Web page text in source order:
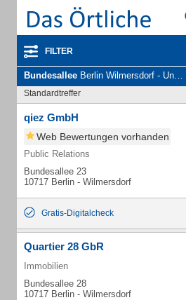
FILTER
Bundesallee Berlin Wilmersdorf - Unternehmen und Personen
Standardtreffer
qiez GmbH
Web Bewertungen vorhanden
Public Relations
Bundesallee 23
10717 Berlin - Wilmersdorf
Gratis-Digitalcheck
Quartier 28 GbR
Immobilien
Bundesallee 28
10717 Berlin - Wilmersdorf